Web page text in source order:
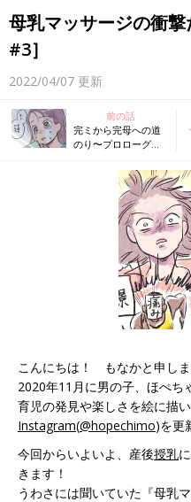
母乳マッサージの衝
#3］
2022/04/07 更新
前の話
完ミから完母への道
のり〜プロローグ〜
こんにちは！ もなかと申しま
2020年11月に男の子、ほぺち
育児の発見や楽しさを絵に描
Instagram(@hopechimo)を更
今回からいよいよ、産後授乳
きます！
うわさには聞いていた『母乳